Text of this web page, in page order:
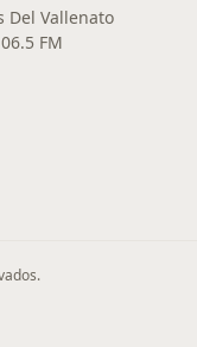
Del Vallenato
FM